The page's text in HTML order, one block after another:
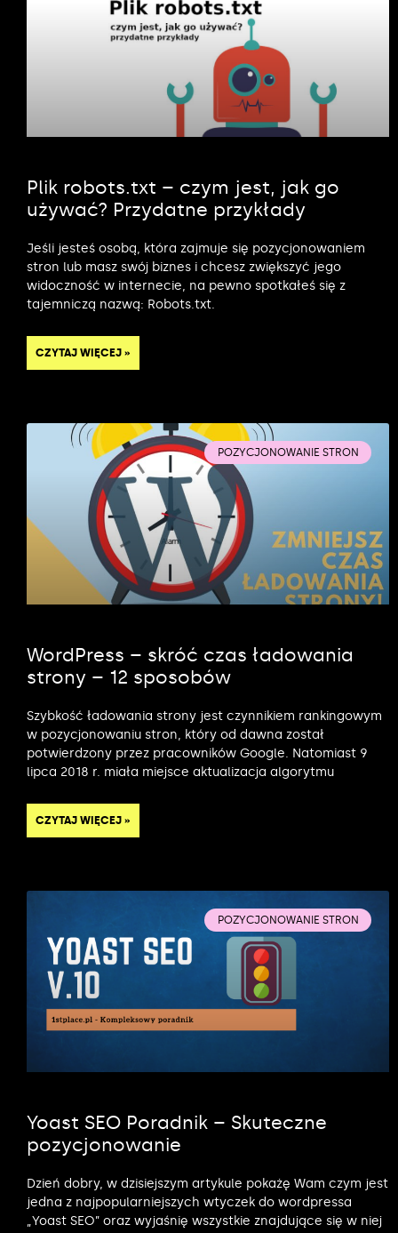
Plik robots.txt – czym jest, jak go
używać? Przydatne przykłady
Jeśli jesteś osobą, która zajmuje się pozycjonowaniem
stron lub masz swój biznes i chcesz zwiększyć jego
widoczność w internecie, na pewno spotkałeś się z
tajemniczą nazwą: Robots.txt.
CZYTAJ WIĘCEJ »
POZYCJONOWANIE STRON
WordPress – skróć czas ładowania
strony – 12 sposobów
Szybkość ładowania strony jest czynnikiem rankingowym
w pozycjonowaniu stron, który od dawna został
potwierdzony przez pracowników Google. Natomiast 9
lipca 2018 r. miała miejsce aktualizacja algorytmu
CZYTAJ WIĘCEJ »
POZYCJONOWANIE STRON
Yoast SEO Poradnik – Skuteczne
pozycjonowanie
Dzień dobry, w dzisiejszym artykule pokażę Wam czym jest
jedna z najpopularniejszych wtyczek do wordpressa
„Yoast SEO” oraz wyjaśnię wszystkie znajdujące się w niej